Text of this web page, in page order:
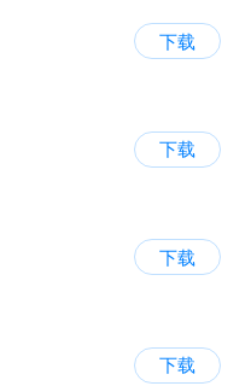
下载
下载
下载
下载